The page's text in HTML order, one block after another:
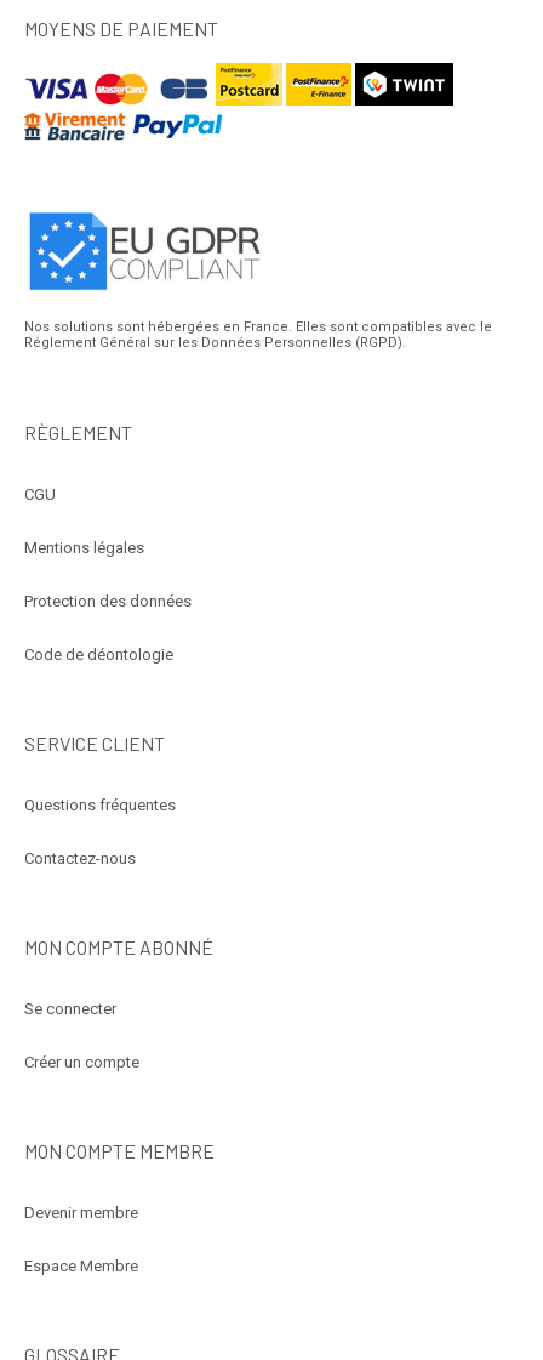
MOYENS DE PAIEMENT
Nos solutions sont hébergées en France. Elles sont compatibles avec le
Réglement Général sur les Données Personnelles (RGPD).
RÈGLEMENT
CGU
Mentions légales
Protection des données
Code de déontologie
SERVICE CLIENT
Questions fréquentes
Contactez-nous
MON COMPTE ABONNÉ
Se connecter
Créer un compte
MON COMPTE MEMBRE
Devenir membre
Espace Membre
GLOSSAIRE